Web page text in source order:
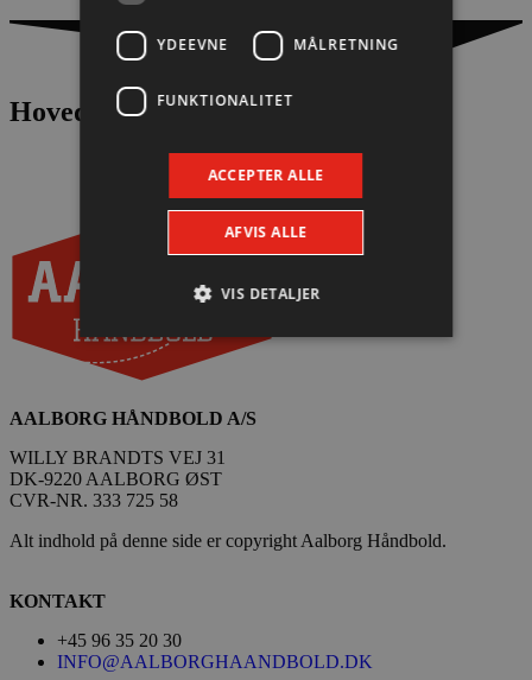
Hovedpartnere
AALBORG HÅNDBOLD A/S
WILLY BRANDTS VEJ 31
DK-9220 AALBORG ØST
CVR-NR. 333 725 58
Alt indhold på denne side er copyright Aalborg Håndbold.
KONTAKT
+45 96 35 20 30
INFO@AALBORGHAANDBOLD.DK
YDEEVNE MÅLRETNING
FUNKTIONALITET
ACCEPTER ALLE
AFVIS ALLE
VIS DETALJER
Målretning
Absolut nødvendige cookies muliggør
hjemmesidens grundlæggende funktionalitet
såsom brugerlogin og kontoadministration.
absolut nødvendige cookies.